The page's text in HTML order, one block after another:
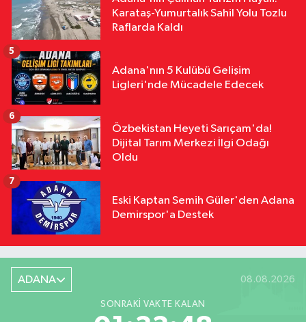
Karataş-Yumurtalık Sahil Yolu Tozlu
Raflarda Kaldı
Adana'nın 5 Kulübü Gelişim
Ligleri'nde Mücadele Edecek
5
Özbekistan Heyeti Sarıçam'da!
Dijital Tarım Merkezi İlgi Odağı
Oldu
6
Eski Kaptan Semih Güler'den Adana
Demirspor'a Destek
7
ADANA 08.08.2026
SONRAKI VAKTE KALAN